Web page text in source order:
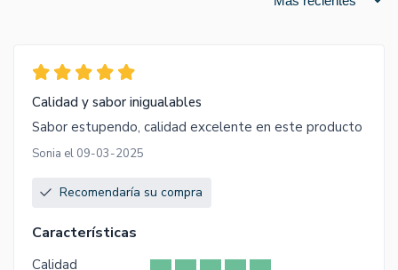
Calidad y sabor inigualables
Sabor estupendo, calidad excelente en este producto
Sonia el 09-03-2025
Recomendaría su compra
Características
Calidad